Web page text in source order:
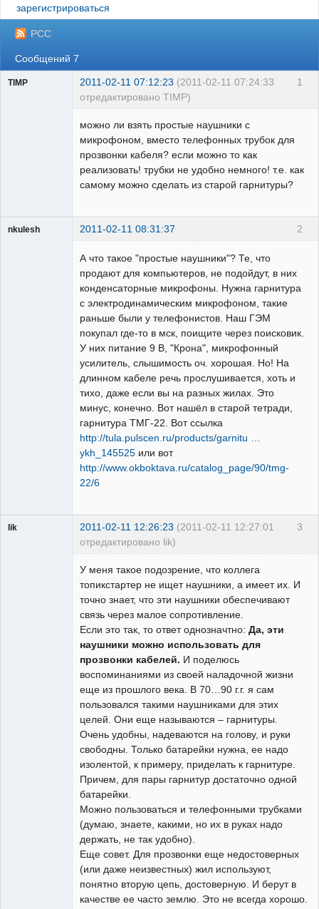
зарегистрироваться
РСС
Сообщений 7
1
TIMP 2011-02-11 07:12:23 (2011-02-11 07:24:33
отредактировано TIMP)
можно ли взять простые наушники с
микрофоном, вместо телефонных трубок для
прозвонки кабеля? если можно то как
реализовать! трубки не удобно немного! т.е. как
самому можно сделать из старой гарнитуры?
2
nkulesh 2011-02-11 08:31:37
А что такое "простые наушники"? Те, что
продают для компьютеров, не подойдут, в них
конденсаторные микрофоны. Нужна гарнитура
с электродинамическим микрофоном, такие
раньше были у телефонистов. Наш ГЭМ
покупал где-то в мск, поищите через поисковик.
У них питание 9 В, "Крона", микрофонный
усилитель, слышимость оч. хорошая. Но! На
длинном кабеле речь прослушивается, хоть и
тихо, даже если вы на разных жилах. Это
минус, конечно. Вот нашёл в старой тетради,
гарнитура ТМГ-22. Вот ссылка
http://tula.pulscen.ru/products/garnitu …
ykh_145525 или вот
http://www.okboktava.ru/catalog_page/90/tmg-
22/6
3
lik 2011-02-11 12:26:23 (2011-02-11 12:27:01
отредактировано lik)
У меня такое подозрение, что коллега
топикстартер не ищет наушники, а имеет их. И
точно знает, что эти наушники обеспечивают
связь через малое сопротивление.
Если это так, то ответ однозначтно: Да, эти
наушники можно использовать для
прозвонки кабелей. И поделюсь
воспоминаниями из своей наладочной жизни
еще из прошлого века. В 70…90 г.г. я сам
пользовался такими наушниками для этих
целей. Они еще называются – гарнитуры.
Очень удобны, надеваются на голову, и руки
свободны. Только батарейки нужна, ее надо
изолентой, к примеру, приделать к гарнитуре.
Причем, для пары гарнитур достаточно одной
батарейки.
Можно пользоваться и телефонными трубками
(думаю, знаете, какими, но их в руках надо
держать, не так удобно).
Еще совет. Для прозвонки еще недостоверных
(или даже неизвестных) жил используют,
понятно вторую цепь, достоверную. И берут в
качестве ее часто землю. Это не всегда хорошо.